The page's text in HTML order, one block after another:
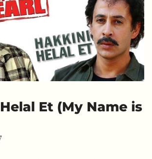
Helal Et (My Name is